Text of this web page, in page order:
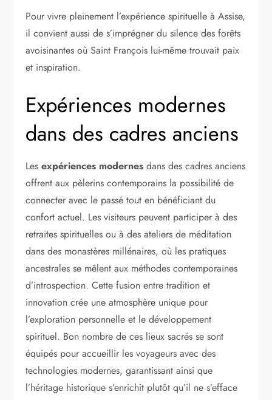
Pour vivre pleinement l’expérience spirituelle à Assise,
il convient aussi de s’imprégner du silence des forêts
avoisinantes où Saint François lui-même trouvait paix
et inspiration.
Expériences modernes
dans des cadres anciens
Lesexpériences modernes dans des cadres anciens
offrent aux pèlerins contemporains la possibilité de
connecter avec le passé tout en bénéficiant du
confort actuel. Les visiteurs peuvent participer à des
retraites spirituelles ou à des ateliers de méditation
dans des monastères millénaires, où les pratiques
ancestrales se mêlent aux méthodes contemporaines
d’introspection. Cette fusion entre tradition et
innovation crée une atmosphère unique pour
l’exploration personnelle et le développement
spirituel. Bon nombre de ces lieux sacrés se sont
équipés pour accueillir les voyageurs avec des
technologies modernes, garantissant ainsi que
l’héritage historique s’enrichit plutôt qu’il ne s’efface